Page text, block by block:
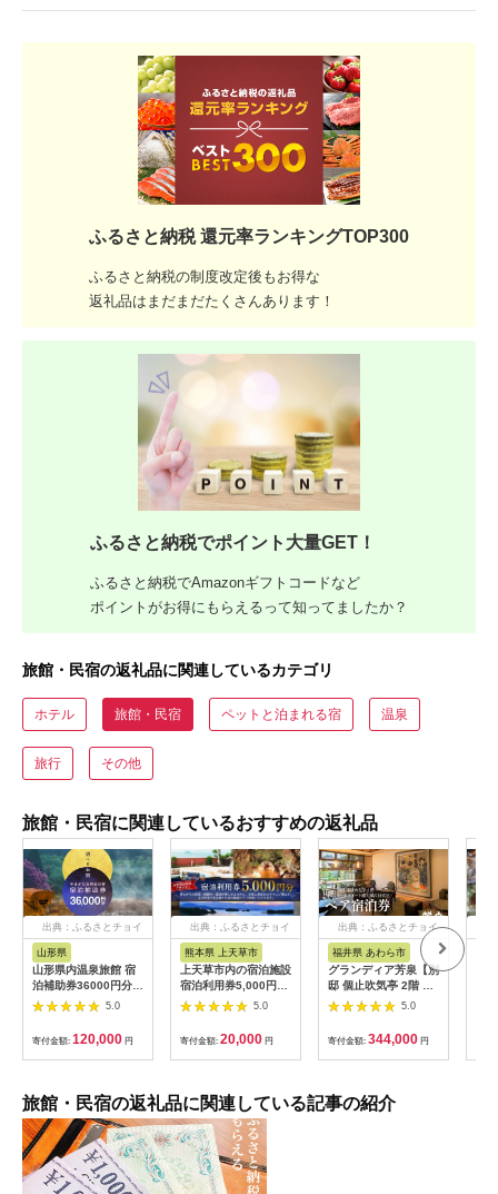
ふるさと納税 還元率ランキングTOP300
ふるさと納税の制度改定後もお得な
返礼品はまだまだたくさんあります！
ふるさと納税でポイント大量GET！
ふるさと納税でAmazonギフトコードなど
ポイントがお得にもらえるって知ってましたか？
旅館・民宿の返礼品に関連しているカテゴリ
ホテル 旅館・民宿 ペットと泊まれる宿 温泉
旅行 その他
旅館・民宿に関連しているおすすめの返礼品
出典：ふるさとチョイ
山形県
山形県内温泉旅館 宿
泊補助券36000円分
（やまがた女将会の
宿） 旅行 温泉 宿泊
温泉宿 補助券 温泉旅
行 母の日 父の日 ギフ
ト 贈り物 国内旅行 送
F2Y-1996
5.0
寄付金額: 120,000 円
出典：ふるさとチョイ
熊本県 上天草市
上天草市内の宿泊施設
宿泊利用券5,000円分
宿泊券 クーポン ホテ
ル 旅館 旅行 熊本県
上天草市
5.0
寄付金額: 20,000 円
出典：ふるさとチョイ
福井県 あわら市
グランディア芳泉【別
邸 個止吹気亭 2階 コ
ンフォートスイート
露天風呂付客室】1泊
2食付き ペア宿泊券
（2名様分） ／ 旅行
チケット 温泉 北陸 あ
ト 冷蔵庫インクルー
シブ グランディア あ
5.0
寄付金額: 344,000 円
旅館・民宿の返礼品に関連している記事の紹介